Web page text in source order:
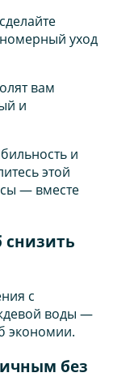
уход
вам
и
и
этой
— вместе
снизить
с
воды —
экономии.
без